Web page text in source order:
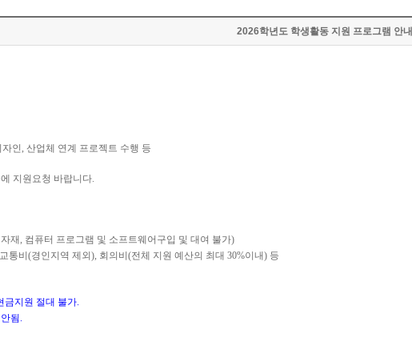
2026학년도 학생활동 지원 프로그램 안내
인, 산업체 연계 프로젝트 수행 등
지원요청 바랍니다.
재, 컴퓨터 프로그램 및 소프트웨어구입 및 대여 불가)
교통비 (경인지역 제외 ), 회의비 (전체 지원 예산의 최대 30%이내) 등
금지원 절대 불가.
됨 .